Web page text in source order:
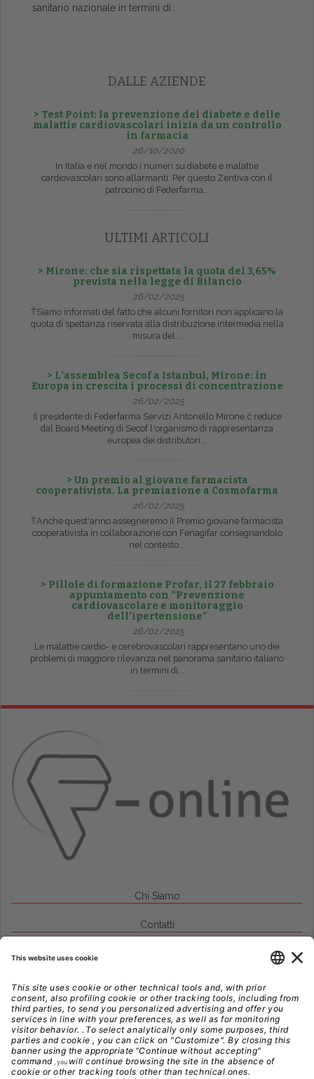
sanitario nazionale in termini di...
DALLE AZIENDE
> Test Point: la prevenzione del diabete e delle
malattie cardiovascolari inizia da un controllo
in farmacia
26/10/2020
In Italia e nel mondo i numeri su diabete e malattie
cardiovascolari sono allarmanti. Per questo Zentiva con il
patrocinio di Federfarma...
ULTIMI ARTICOLI
> Mirone: che sia rispettata la quota del 3,65%
prevista nella legge di Bilancio
26/02/2025
ŤSiamo informati del fatto che alcuni fornitori non applicano la
quota di spettanza riservata alla distribuzione intermedia nella
misura del...
> L’assemblea Secof a Istanbul, Mirone: in
Europa in crescita i processi di concentrazione
26/02/2025
Il presidente di Federfarma Servizi Antonello Mirone č reduce
dal Board Meeting di Secof l'organismo di rappresentanza
europea dei distributori...
> Un premio al giovane farmacista
cooperativista. La premiazione a Cosmofarma
26/02/2025
ŤAnche quest'anno assegneremo il Premio giovane farmacista
cooperativista in collaborazione con Fenagifar consegnandolo
nel contesto...
> Pillole di formazione Profar, il 27 febbraio
appuntamento con “Prevenzione
cardiovascolare e monitoraggio
dell’ipertensione”
26/02/2025
Le malattie cardio- e cerebrovascolari rappresentano uno dei
problemi di maggiore rilevanza nel panorama sanitario italiano
in termini di...
Chi Siamo
Contatti
Note Legali
Privacy
Gestione Cookie